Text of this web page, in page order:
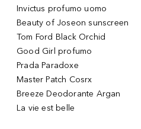
Invictus profumo uomo
Beauty of Joseon sunscreen
Tom Ford Black Orchid
Good Girl profumo
Prada Paradoxe
Master Patch Cosrx
Breeze Deodorante Argan
La vie est belle